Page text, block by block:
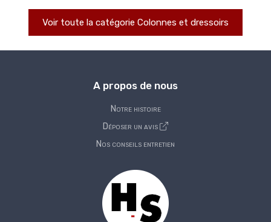
Voir toute la catégorie Colonnes et dressoirs
A propos de nous
Notre histoire
Déposer un avis
Nos conseils entretien